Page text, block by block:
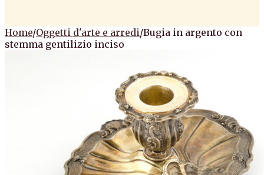
Home/Oggetti d'arte e arredi/Bugia in argento con
stemma gentilizio inciso